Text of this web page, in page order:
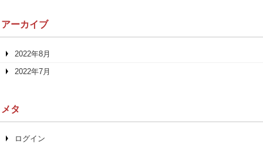
アーカイブ
2022年8月
2022年7月
メタ
ログイン